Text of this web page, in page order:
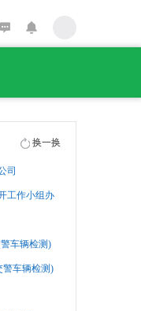
换一换
司
工作小组办
车辆检测)
警车辆检测)